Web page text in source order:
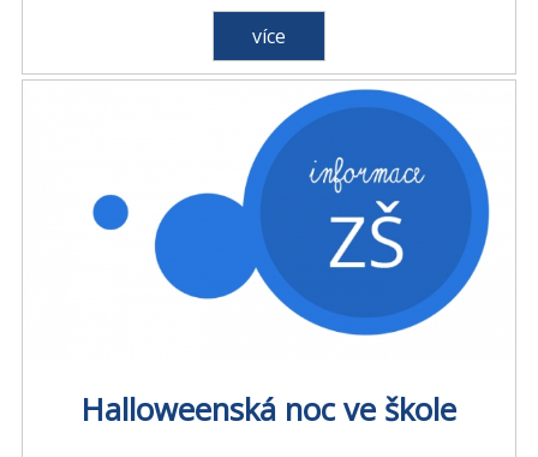
více
Halloweenská noc ve škole